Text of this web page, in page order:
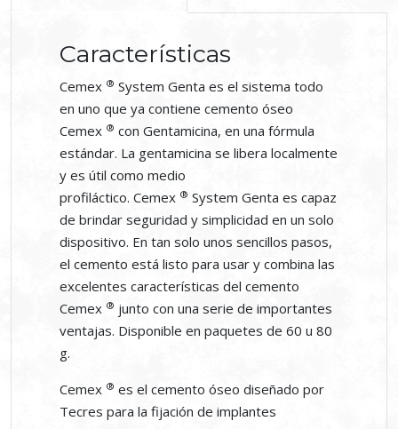
Características
Cemex ® System Genta es el sistema todo
en uno que ya contiene cemento óseo
Cemex ® con Gentamicina, en una fórmula
estándar. La gentamicina se libera localmente
y es útil como medio
profiláctico. Cemex ® System Genta es capaz
de brindar seguridad y simplicidad en un solo
dispositivo. En tan solo unos sencillos pasos,
el cemento está listo para usar y combina las
excelentes características del cemento
Cemex ® junto con una serie de importantes
ventajas. Disponible en paquetes de 60 u 80
g.
Cemex ® es el cemento óseo diseñado por
Tecres para la fijación de implantes